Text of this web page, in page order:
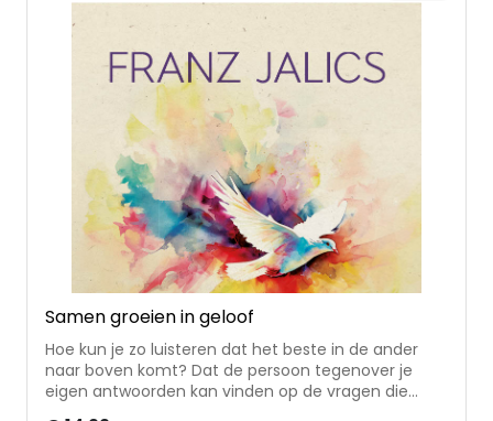
Samen groeien in geloof
Hoe kun je zo luisteren dat het beste in de ander
naar boven komt? Dat de persoon tegenover je
eigen antwoorden kan vinden op de vragen die